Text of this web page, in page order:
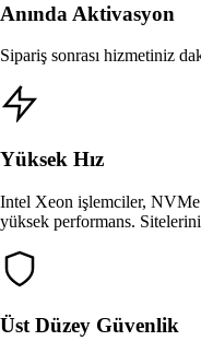
Anında Aktivasyon
Sipariş sonrası hizmetiniz
Yüksek Hız
Intel Xeon işlemciler,
yüksek performans.
Üst Düzey Güvenlik